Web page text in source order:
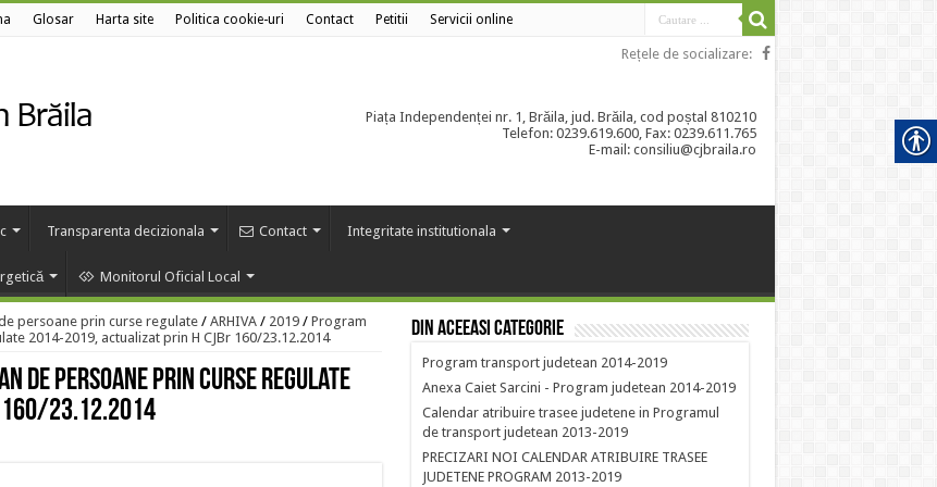
Glosar Harta site Politica cookie-uri Contact Petitii Servicii online
Rețele de socializare:
Piața Independenței nr. 1, Brăila, jud. Brăila, cod poștal 810210
Telefon: 0239.619.600, Fax: 0239.611.765
E-mail: consiliu@cjbraila.ro
Transparenta decizionala Contact Integritate institutionala
Monitorul Oficial Local
persoane prin curse regulate / ARHIVA / 2019 / Program
2014-2019, actualizat prin H CJBr 160/23.12.2014
de persoane prin curse regulate
23.12.2014
Din aceeasi categorie
Program transport judetean 2014-2019
Anexa Caiet Sarcini - Program judetean 2014-2019
Calendar atribuire trasee judetene in Programul
de transport judetean 2013-2019
PRECIZARI NOI CALENDAR ATRIBUIRE TRASEE
JUDETENE PROGRAM 2013-2019